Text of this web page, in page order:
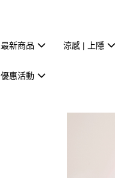
最新商品 涼感 | 上隱
優惠活動